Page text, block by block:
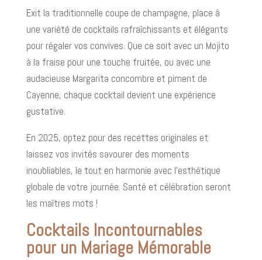
Exit la traditionnelle coupe de champagne, place à
une variété de cocktails rafraîchissants et élégants
pour régaler vos convives. Que ce soit avec un Mojito
à la fraise pour une touche fruitée, ou avec une
audacieuse Margarita concombre et piment de
Cayenne, chaque cocktail devient une expérience
gustative.
En 2025, optez pour des recettes originales et
laissez vos invités savourer des moments
inoubliables, le tout en harmonie avec l'esthétique
globale de votre journée. Santé et célébration seront
les maîtres mots !
Cocktails Incontournables
pour un Mariage Mémorable